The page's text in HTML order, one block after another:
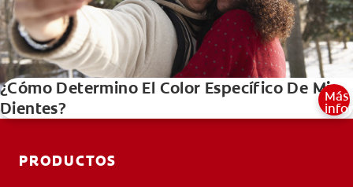
¿Cómo Determino El Color Específico De Mis
Dientes?
Más
PRODUCTOS